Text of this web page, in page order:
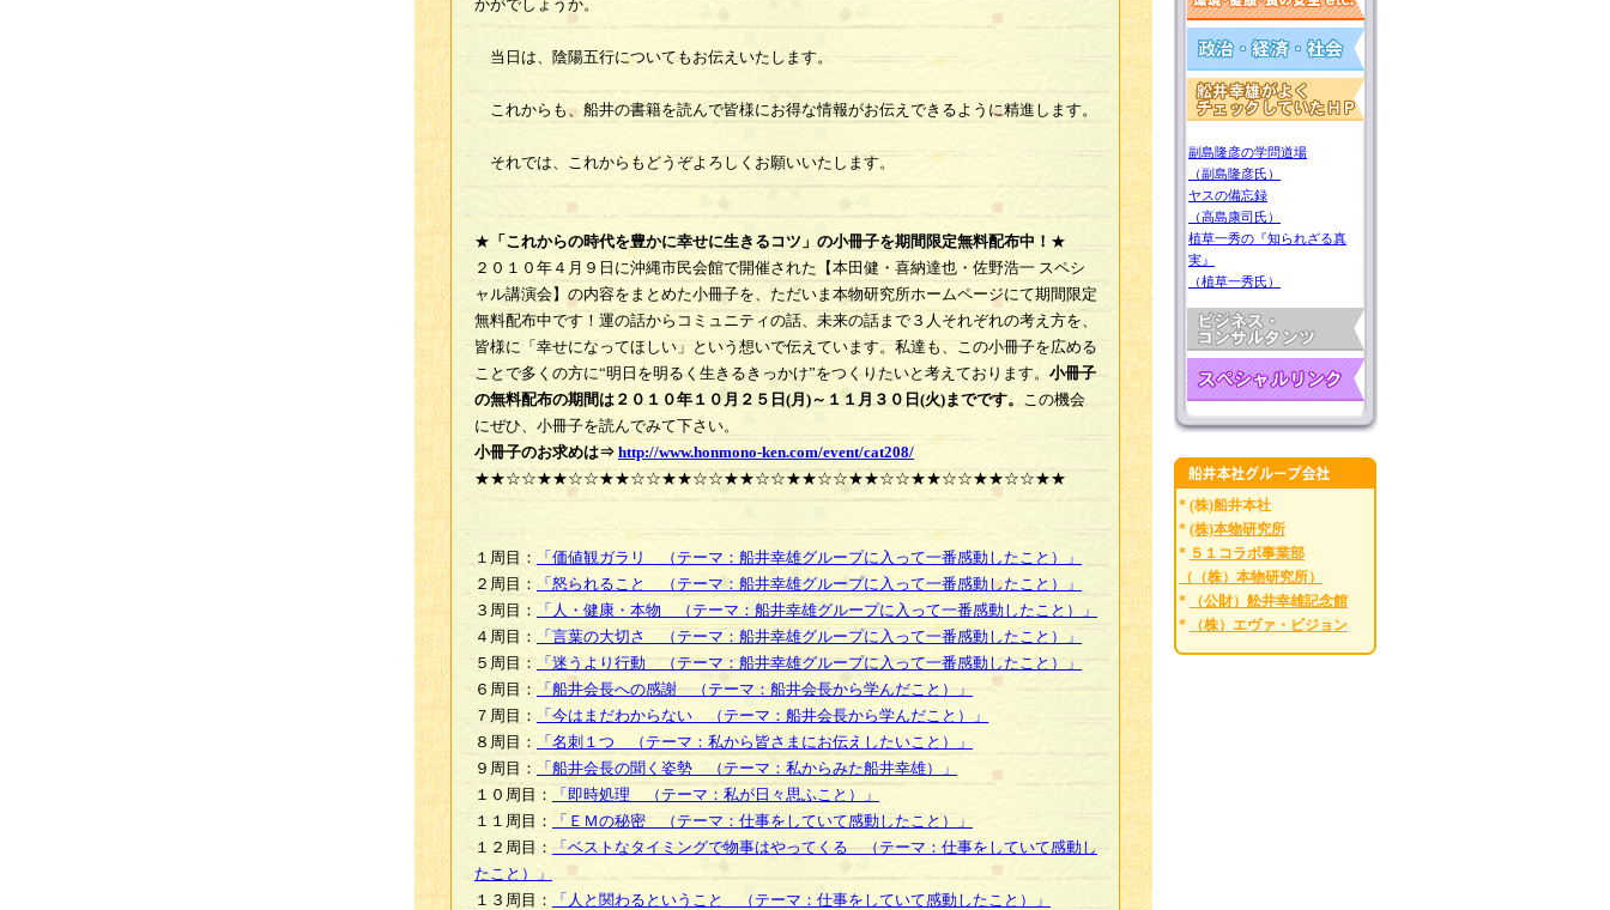
かがでしょうか。
当日は、陰陽五行についてもお伝えいたします。
これからも、船井の書籍を読んで皆様にお得な情報がお伝えできるように精進します。
それでは、これからもどうぞよろしくお願いいたします。
★ 「これからの時代を豊かに幸せに生きるコツ」の小冊子を期間限定無料配布中！ ★
２０１０年４月９日に沖縄市民会館で開催された【本田健・喜納達也・佐野浩一 スペシ
ャル講演会】の内容をまとめた小冊子を、ただいま本物研究所ホームページにて期間限定
無料配布中です！運の話からコミュニティの話、未来の話まで３人それぞれの考え方を、
皆様に「幸せになってほしい」という想いで伝えています。私達も、この小冊子を広める
ことで多くの方に“明日を明るく生きるきっかけ”をつくりたいと考えております。 小冊子
の無料配布の期間は２０１０年１０月２５日(月)～１１月３０日(火)までです。 この機会
にぜひ、小冊子を読んでみて下さい。
小冊子のお求めは⇒ http://www.honmono-ken.com/event/cat208/
★★☆☆★★☆☆★★☆☆★★☆☆★★☆☆★★☆☆★★☆☆★★☆☆★★☆☆★★
１周目：
「価値観ガラリ （テーマ：船井幸雄グループに入って一番感動したこと）」
２周目：
「怒られること （テーマ：船井幸雄グループに入って一番感動したこと）」
３周目：
「人・健康・本物 （テーマ：船井幸雄グループに入って一番感動したこと）」
４周目：
「言葉の大切さ （テーマ：船井幸雄グループに入って一番感動したこと）」
５周目：
「迷うより行動 （テーマ：船井幸雄グループに入って一番感動したこと）」
６周目：
「船井会長への感謝 （テーマ：船井会長から学んだこと）」
７周目：
「今はまだわからない （テーマ：船井会長から学んだこと）」
８周目：
「名刺１つ （テーマ：私から皆さまにお伝えしたいこと）」
９周目：
「船井会長の聞く姿勢 （テーマ：私からみた船井幸雄）」
１０周目：
「即時処理 （テーマ：私が日々思ふこと）」
１１周目：
「ＥＭの秘密 （テーマ：仕事をしていて感動したこと）」
１２周目：
「ベストなタイミングで物事はやってくる （テーマ：仕事をしていて感動し
たこと）」
１３周目：
「人と関わるということ （テーマ：仕事をしていて感動したこと）」
副島隆彦の学問道場
（副島隆彦氏）
ヤスの備忘録
（高島康司氏）
植草一秀の『知られざる真
実』
（植草一秀氏）
* (株)船井本社
* (株)本物研究所
* ５１コラボ事業部
（（株）本物研究所）
*
（公財）舩井幸雄記念館
*
（株）エヴァ・ビジョン